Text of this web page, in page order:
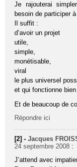
Je rajouterai
besoin de participer
Il suffit :
d’avoir un projet
utile,
simple,
monétisable,
viral
le plus universel
et qui fonctionne bien
Et de beaucoup de
Répondre ici
[2] -Jacques
24 septembre 2008 :
J’attend avec